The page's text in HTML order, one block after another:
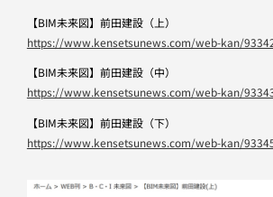
【BIM未来図】前田建設（上）
https://www.kensetsunews.com/web-kan/
【BIM未来図】前田建設（中）
https://www.kensetsunews.com/web-kan/
【BIM未来図】前田建設（下）
https://www.kensetsunews.com/web-kan/